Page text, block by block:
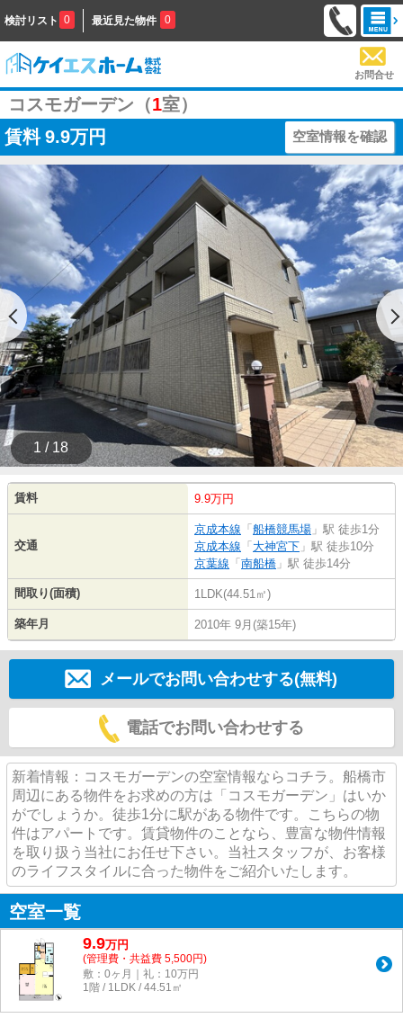
検討リスト 0 最近見た物件 0
お問合せ
コスモガーデン（1室）
賃料 9.9万円 空室情報を確認
1 / 18
賃料 9.9万円
交通
京成本線 「 船橋競馬場 」駅 徒歩1分
京成本線 「 大神宮下 」駅 徒歩10分
京葉線 「 南船橋 」駅 徒歩14分
間取り(面積) 1LDK(44.51㎡)
築年月 2010年 9月(築15年)
メールでお問い合わせする(無料)
電話でお問い合わせする
新着情報：コスモガーデンの空室情報ならコチラ。船橋市
周辺にある物件をお求めの方は「コスモガーデン」はいか
がでしょうか。徒歩1分に駅がある物件です。こちらの物
件はアパートです。賃貸物件のことなら、豊富な物件情報
を取り扱う当社にお任せ下さい。当社スタッフが、お客様
のライフスタイルに合った物件をご紹介いたします。
空室一覧
9.9万円
(管理費・共益費 5,500円)
敷：0ヶ月｜礼：10万円
1階 / 1LDK / 44.51㎡